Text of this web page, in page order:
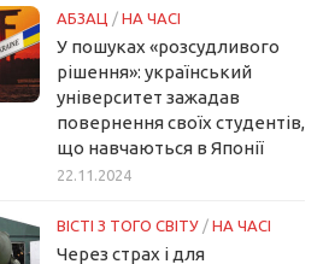
АБЗАЦ / НА ЧАСІ
У пошуках «розсудливого
рішення»: український
університет зажадав
повернення своїх студентів,
що навчаються в Японії
22.11.2024
ВІСТІ З ТОГО СВІТУ / НА ЧАСІ
Через страх і для